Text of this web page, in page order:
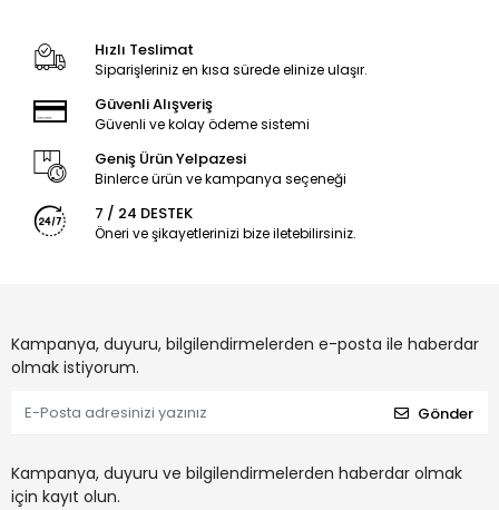
Hızlı Teslimat
Siparişleriniz en kısa sürede elinize ulaşır.
Güvenli Alışveriş
Güvenli ve kolay ödeme sistemi
Geniş Ürün Yelpazesi
Binlerce ürün ve kampanya seçeneği
7 / 24 DESTEK
Öneri ve şikayetlerinizi bize iletebilirsiniz.
Kampanya, duyuru, bilgilendirmelerden e-posta ile haberdar
olmak istiyorum.
Gönder
Kampanya, duyuru ve bilgilendirmelerden haberdar olmak
için kayıt olun.